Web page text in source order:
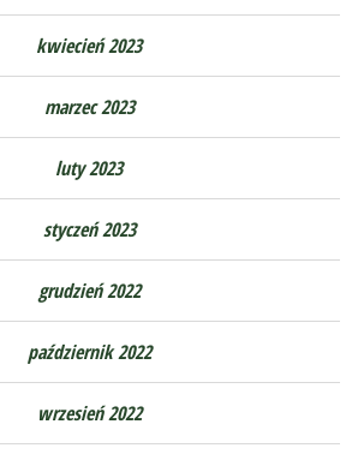
kwiecień 2023
marzec 2023
luty 2023
styczeń 2023
grudzień 2022
październik 2022
wrzesień 2022